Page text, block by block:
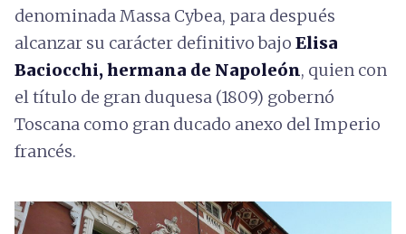
denominada Massa Cybea, para después
alcanzar su carácter definitivo bajo Elisa
Baciocchi, hermana de Napoleón, quien con
el título de gran duquesa (1809) gobernó
Toscana como gran ducado anexo del Imperio
francés.